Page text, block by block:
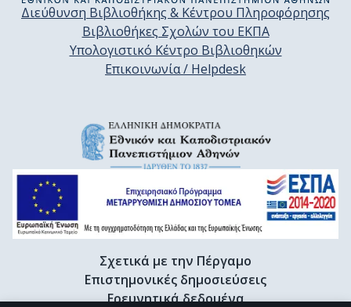
Διεύθυνση Βιβλιοθήκης & Κέντρου Πληροφόρησης
Βιβλιοθήκες Σχολών του ΕΚΠΑ
Υπολογιστικό Κέντρο Βιβλιοθηκών
Επικοινωνία / Helpdesk
Σχετικά με την Πέργαμο
Επιστημονικές δημοσιεύσεις
Ερευνητικά δεδομένα